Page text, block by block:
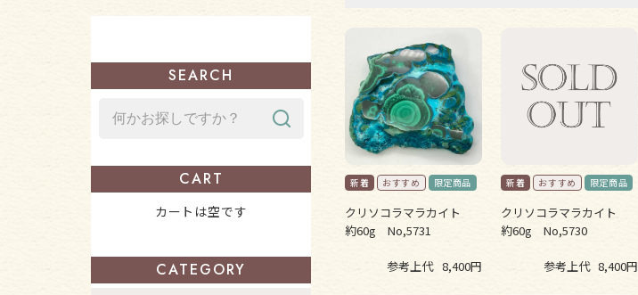
クリソコラマラカイト
約60g No,5731
参考上代 8,400円
クリソコラマラカイト
約60g No,5730
参考上代 8,400円
SEARCH
CART
カートは空です
CATEGORY